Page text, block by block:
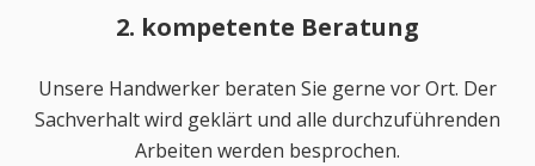
2. kompetente Beratung
Unsere Handwerker beraten Sie gerne vor Ort. Der
Sachverhalt wird geklärt und alle durchzuführenden
Arbeiten werden besprochen.